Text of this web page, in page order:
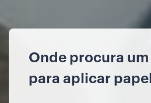
Onde procura
para aplicar